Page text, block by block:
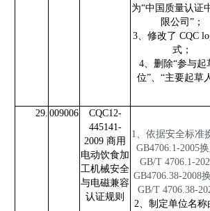
为“中国质量认证
限公司”；
3、修改了 CQC
式；
4、删除“参与起
位”、“主要起草
29. 009006
CQC12-
445141-
2009 商用
电动饮食加
工机械安全
与电磁兼容
认证规则
1 、依据安全标准
GB4706.1-2005
GB/T 4706.1-
GB4706.38-2008
GB/T 4706.38-
2、制定单位名称